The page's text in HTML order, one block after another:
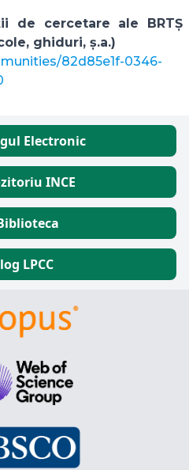
de cercetare ale BRTȘ
ghiduri, ș.a.)
82d85e1f-0346-
Electronic
INCE
LPCC